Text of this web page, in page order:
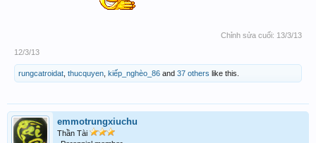
Chỉnh sửa cuối: 13/3/13
12/3/13
rungcatroidat thucquyen kiếp_nghèo_86 and 37 others like this.
emmotrungxiuchu
Thần Tài